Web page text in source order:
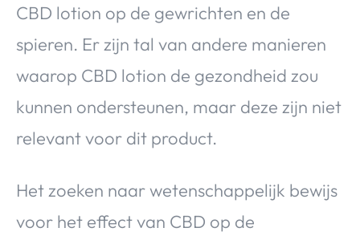
CBD lotion op de gewrichten en de
spieren. Er zijn tal van andere manieren
waarop CBD lotion de gezondheid zou
kunnen ondersteunen, maar deze zijn niet
relevant voor dit product.
Het zoeken naar wetenschappelijk bewijs
voor het effect van CBD op de